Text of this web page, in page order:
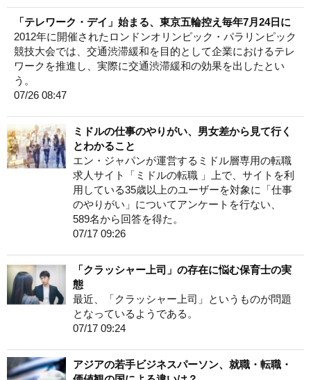
「テレワーク・デイ」始まる、東京五輪控え毎年7月24日に
2012年に開催されたロンドンオリンピック・パラリンピック
競技大会では、交通渋滞緩和を目的として企業におけるテレ
ワークを推進し、実際に交通渋滞緩和の効果を出したとい
う。
07/26 08:47
ミドルの仕事のやりがい、男女差から見て行く
とわかること
エン・ジャパンが運営するミドル層専用の転職
求人サイト「ミドルの転職 」上で、サイトを利
用している35歳以上のユーザーを対象に「仕事
のやりがい」についてアンケートを行ない、
589名から回答を得た。
07/17 09:26
「クラッシャー上司」の存在に悩む保育士の実
態
最近、「クラッシャー上司」というものが問題
となっているようである。
07/17 09:24
アジアの若手ビジネスパーソン、就職・転職・